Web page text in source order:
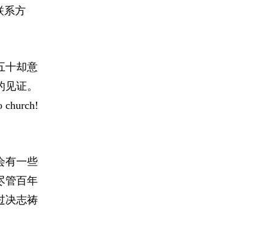
系方
十却意
证。
有一些
管百年
决志祷